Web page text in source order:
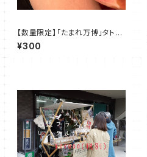
【数量限定】「たまれ万博」タトゥ
¥300